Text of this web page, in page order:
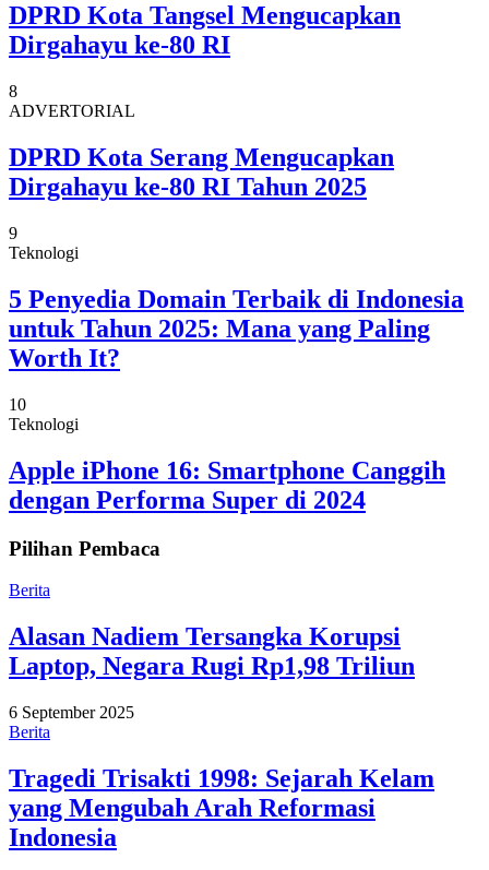
DPRD Kota Tangsel Mengucapkan
Dirgahayu ke-80 RI
8
ADVERTORIAL
DPRD Kota Serang Mengucapkan
Dirgahayu ke-80 RI Tahun 2025
9
Teknologi
5 Penyedia Domain Terbaik di Indonesia
untuk Tahun 2025: Mana yang Paling
Worth It?
10
Teknologi
Apple iPhone 16: Smartphone Canggih
dengan Performa Super di 2024
Pilihan Pembaca
Berita
Alasan Nadiem Tersangka Korupsi
Laptop, Negara Rugi Rp1,98 Triliun
6 September 2025
Berita
Tragedi Trisakti 1998: Sejarah Kelam
yang Mengubah Arah Reformasi
Indonesia